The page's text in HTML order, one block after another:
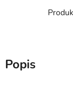
Popis